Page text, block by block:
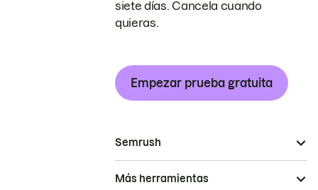
siete días. Cancela cuando
quieras.
Empezar prueba gratuita
Semrush
Más herramientas